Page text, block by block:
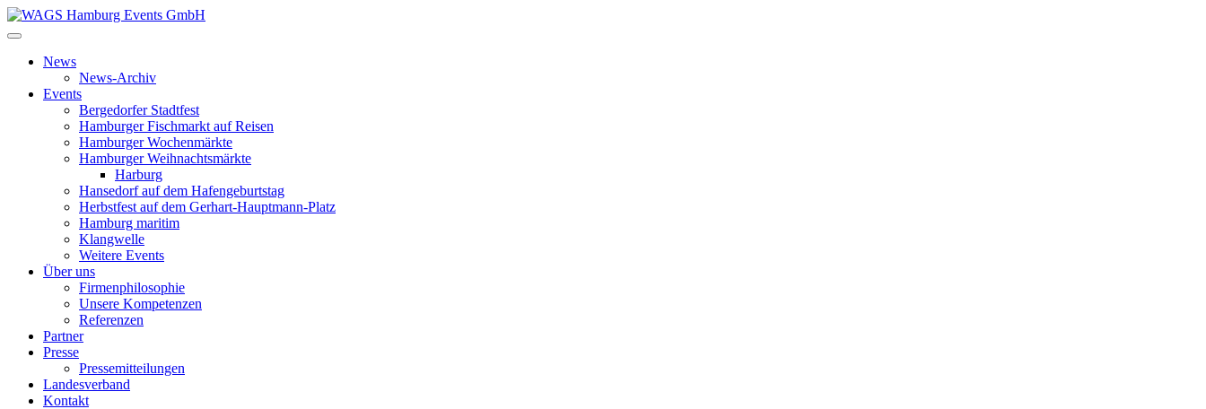
News
News-Archiv
Events
Bergedorfer Stadtfest
Hamburger Fischmarkt auf Reisen
Hamburger Wochenmärkte
Hamburger Weihnachtsmärkte
Harburg
Hansedorf auf dem Hafengeburtstag
Herbstfest auf dem Gerhart-Hauptmann-Platz
Hamburg maritim
Klangwelle
Weitere Events
Über uns
Firmenphilosophie
Unsere Kompetenzen
Referenzen
Partner
Presse
Pressemitteilungen
Landesverband
Kontakt